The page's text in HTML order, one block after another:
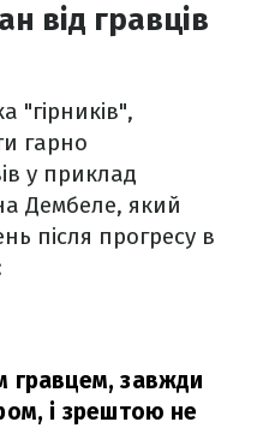
від гравців
"гірників",
гарно
у приклад
Дембеле, який
після прогресу в
гравцем, завжди
і зрештою не